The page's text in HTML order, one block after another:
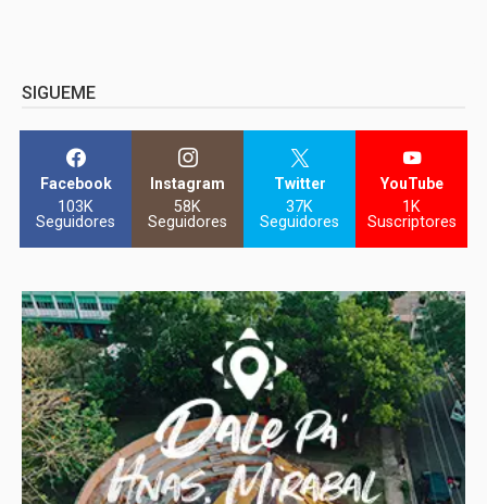
SIGUEME
Facebook
103K
Seguidores
Instagram
58K
Seguidores
Twitter
37K
Seguidores
YouTube
1K
Suscriptores